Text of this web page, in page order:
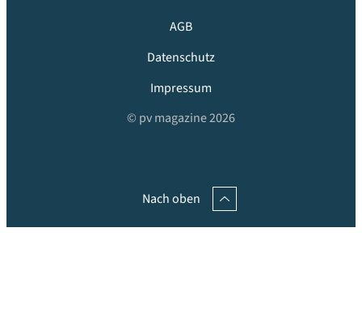
AGB
Datenschutz
Impressum
© pv magazine 2026
Nach oben